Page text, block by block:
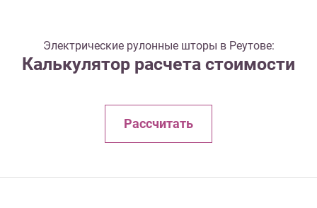
Электрические рулонные шторы в Реутове:
Калькулятор расчета стоимости
Рассчитать